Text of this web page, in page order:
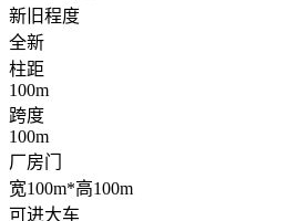
新旧程度
全新
柱距
100m
跨度
100m
厂房门
宽100m*高100m
可进大车